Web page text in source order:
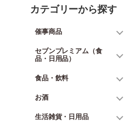
カテゴリーから探す
催事商品
セブンプレミアム（食
品・日用品）
食品・飲料
お酒
生活雑貨・日用品